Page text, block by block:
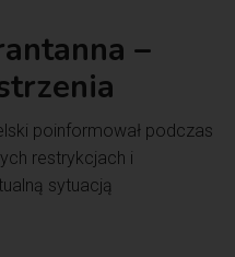
–
poinformował podczas
restrykcjach i
sytuacją